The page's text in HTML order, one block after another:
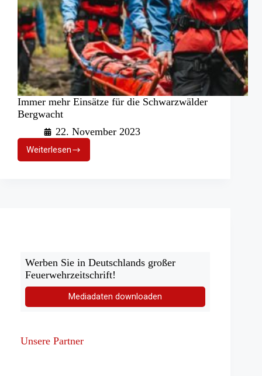
Immer mehr Einsätze für die Schwarzwälder
Bergwacht
22. November 2023
Weiterlesen
Immer
mehr
Werben Sie in Deutschlands großer
Feuerwehrzeitschrift!
Mediadaten downloaden
Unsere Partner